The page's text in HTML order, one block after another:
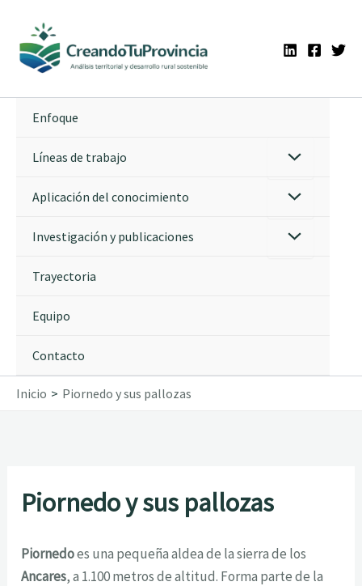
contenido
Enfoque
Líneas de trabajo
Aplicación del conocimiento
Investigación y publicaciones
Trayectoria
Equipo
Contacto
Inicio Piornedo y sus pallozas
Piornedo y sus pallozas
Piornedoes una pequeña aldea de la sierra de los
Ancares, a 1.100 metros de altitud. Forma parte de la